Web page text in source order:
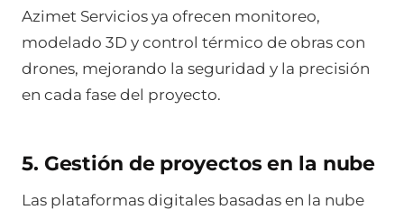
Azimet Servicios ya ofrecen monitoreo,
modelado 3D y control térmico de obras con
drones, mejorando la seguridad y la precisión
en cada fase del proyecto.
5. Gestión de proyectos en la nube
Las plataformas digitales basadas en la nube